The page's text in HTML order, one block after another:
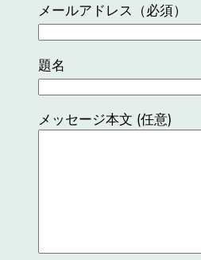
メールアドレス（必須）
題名
メッセージ本文 (任意)